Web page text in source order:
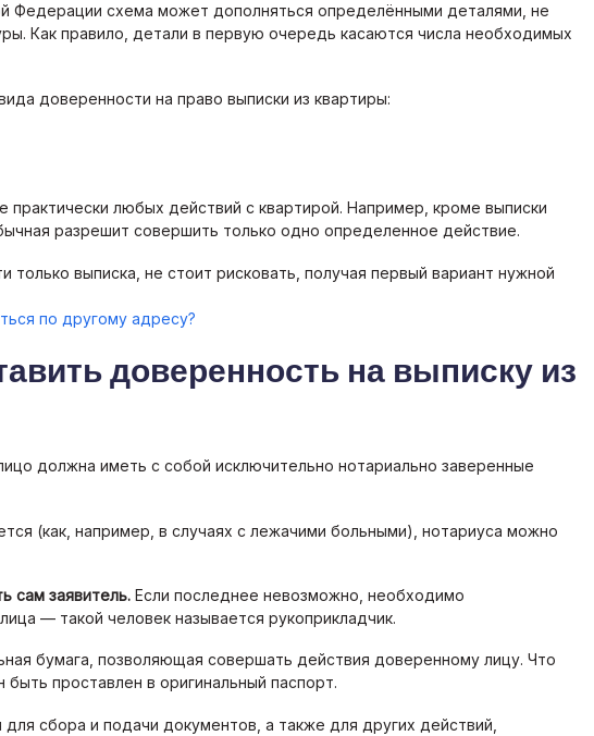
Федерации схема может дополняться определёнными деталями, не
Как правило, детали в первую очередь касаются числа необходимых
доверенности на право выписки из квартиры:
любых действий с квартирой. Например, кроме выписки
разрешит совершить только одно определенное действие.
только выписка, не стоит рисковать, получая первый вариант нужной
по другому адресу?
доверенность на выписку из
должна иметь с собой исключительно нотариально заверенные
(как, например, в случаях с лежачими больными), нотариуса можно
сам заявитель. Если последнее невозможно, необходимо
— такой человек называется рукоприкладчик.
бумага, позволяющая совершать действия доверенному лицу. Что
проставлен в оригинальный паспорт.
сбора и подачи документов, а также для других действий,